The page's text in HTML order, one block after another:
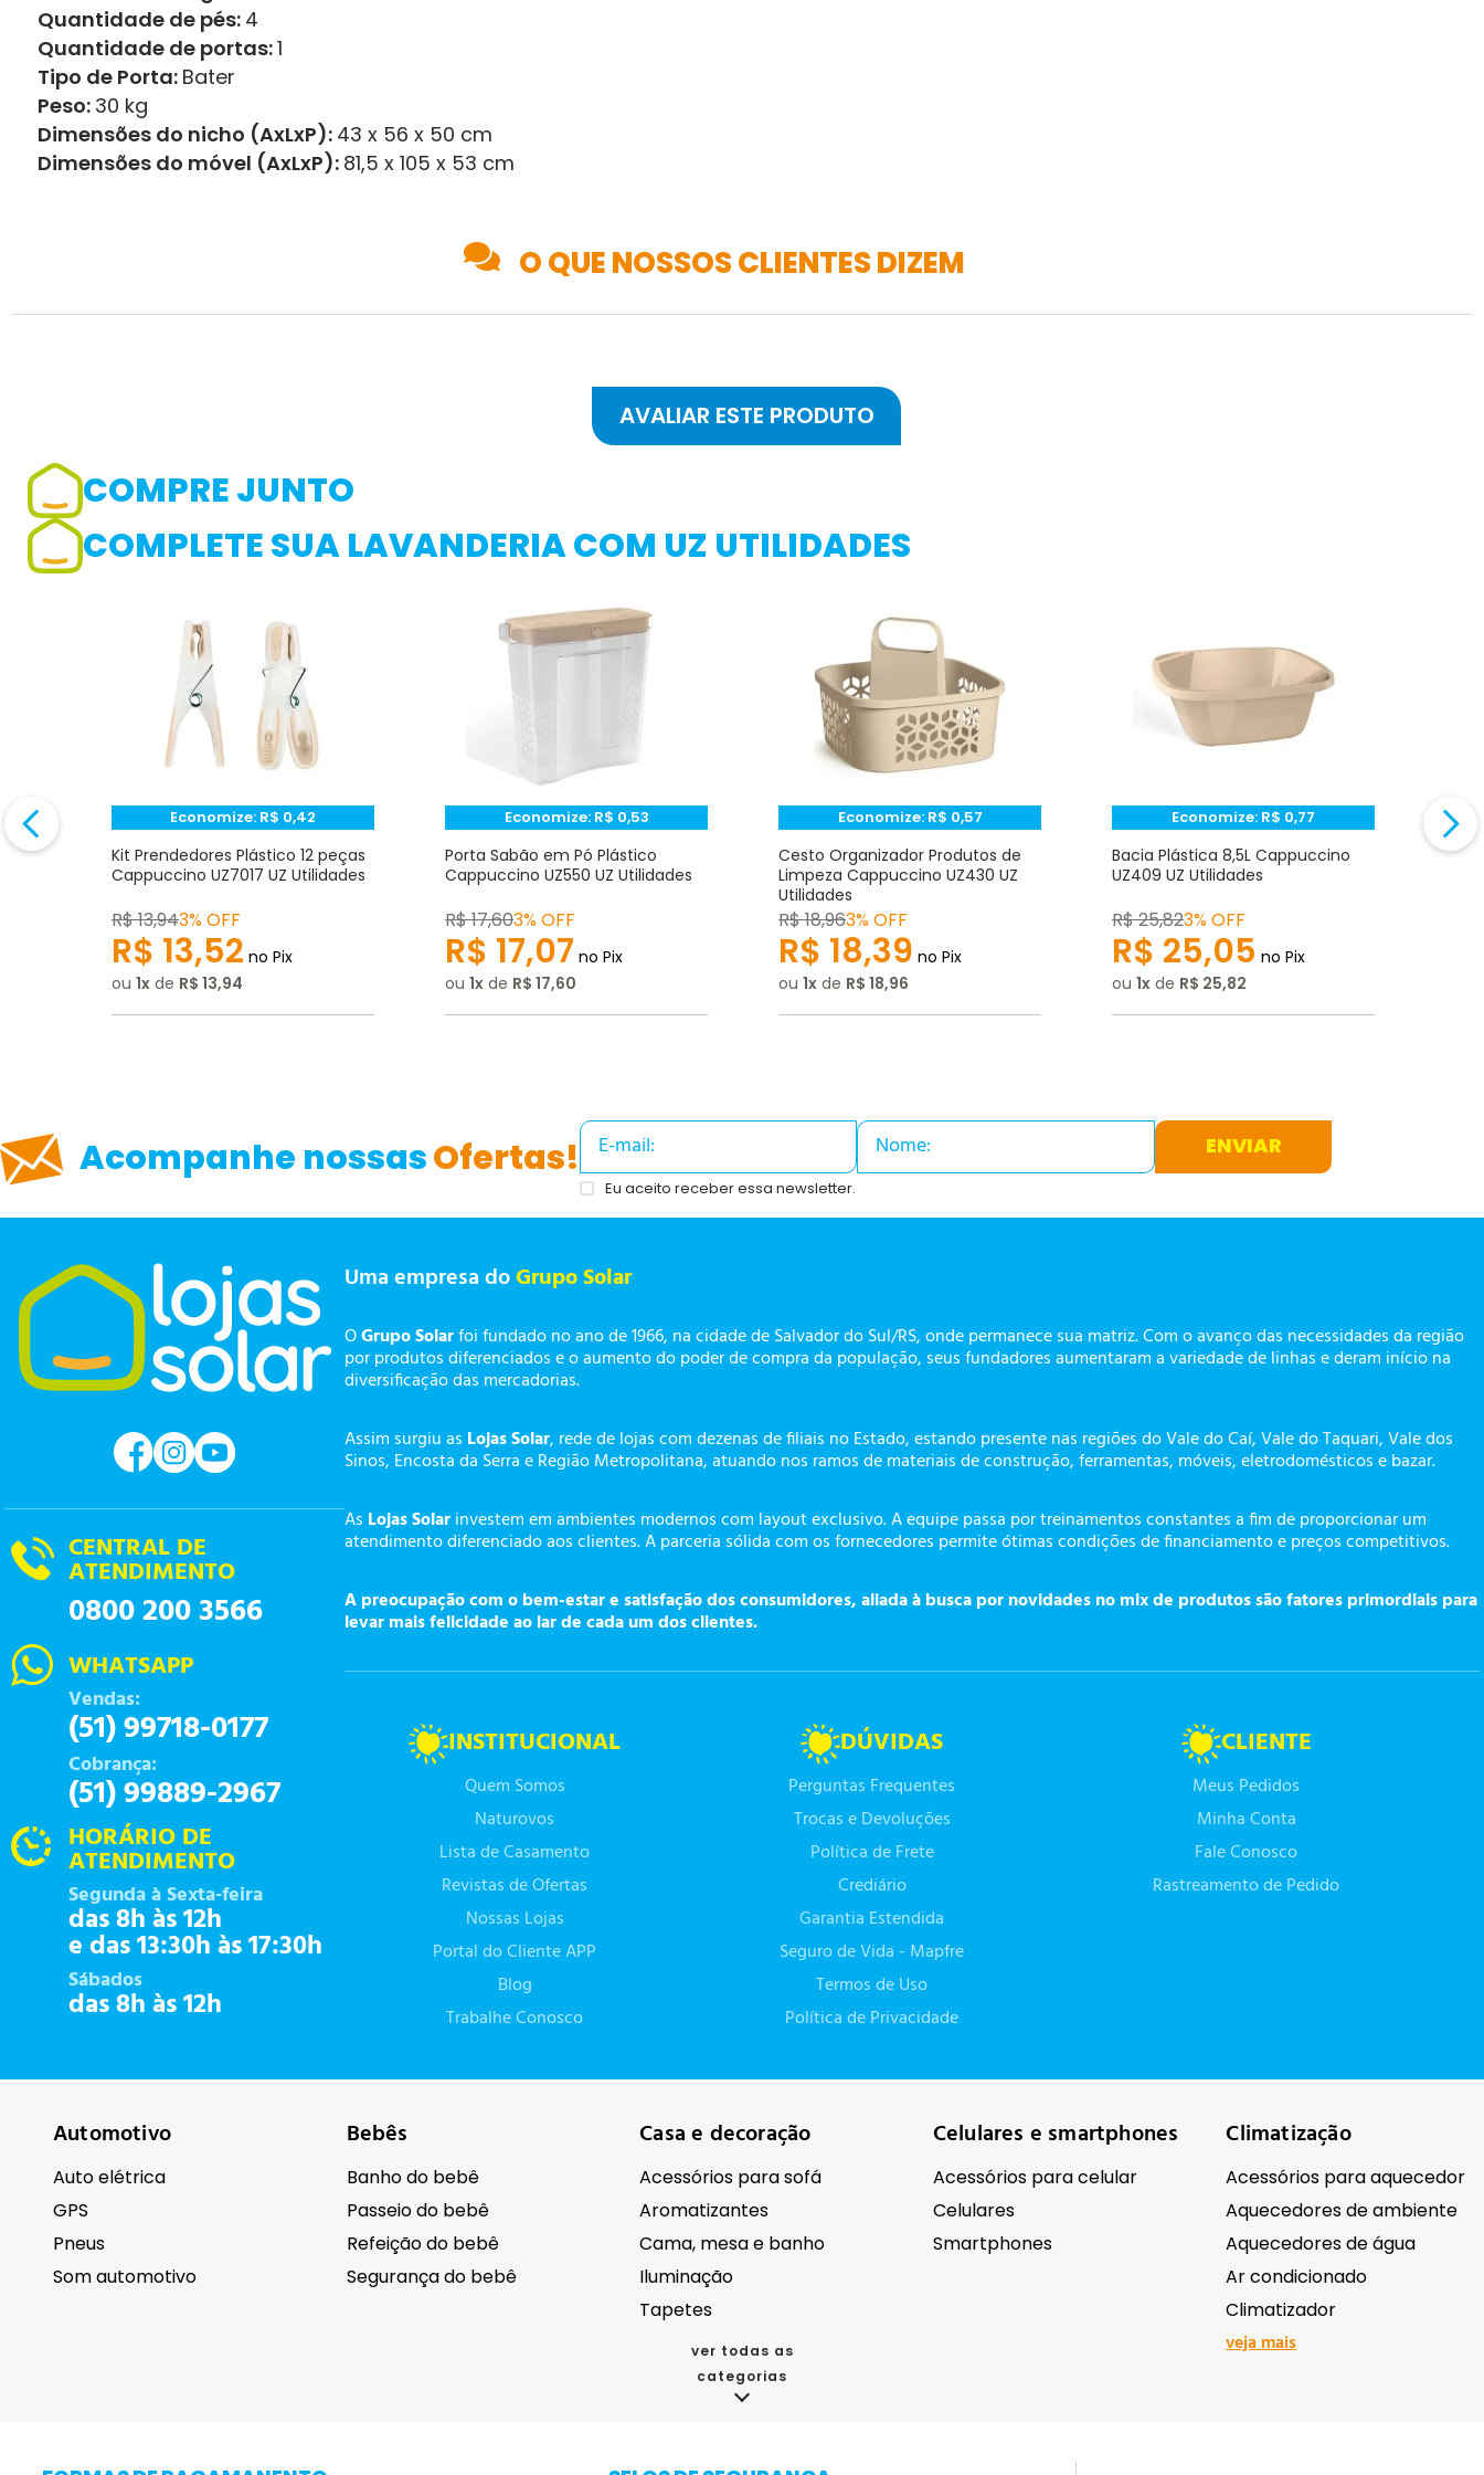
Quantidade de pés: 4
Quantidade de portas:1
Tipo de Porta: Bater
Peso: 30 kg
Dimensões do nicho (AxLxP): 43 x 56 x 50 cm
Dimensões do móvel (AxLxP): 81,5 x 105 x 53 cm
O QUE NOSSOS CLIENTES DIZEM
Adicionar avaliação
Avaliação
Avalie o produto de 1 até 5 estrelas
☆
Endereço de e-mail
Escrever avaliação
COMPRE JUNTO
COMPLETE SUA LAVANDERIA COM UZ UTILIDADES
Economize: R$ 0,42
Kit Prendedores Plástico 12 peças
Cappuccino UZ7017 UZ Utilidades
R$13,943% OFF
R$ 13,52 no Pix
ou 1 de R$ 13,94
Economize: R$ 0,53
Porta Sabão em Pó Plástico
Cappuccino UZ550 UZ Utilidades
R$17,603% OFF
R$ 17,07 no Pix
ou 1 de R$ 17,60
Economize: R$ 0,57
Cesto Organizador Produtos de
Limpeza Cappuccino UZ430 UZ
Utilidades
R$18,963% OFF
R$ 18,39 no Pix
ou 1 de R$ 18,96
Economize: R$ 0,77
Bacia Plástica 8,5L Cappuccino
UZ409 UZ Utilidades
R$25,823% OFF
R$ 25,05 no Pix
ou 1 de R$ 25,82
Acompanhe nossasOfertas! ENVIAR
Eu aceito receber essa newsletter.
CENTRAL DE
ATENDIMENTO
0800 200 3566
WHATSAPP
Vendas:
(51) 99718-0177
Cobrança:
(51) 99889-2967
HORÁRIO DE
ATENDIMENTO
Segunda à Sexta-feira
das 8h às 12h
e das 13:30h às 17:30h
Sábados
das 8h às 12h
Uma empresa doGrupo Solar
OGrupo Solarfoi fundado no ano de 1966, na cidade de Salvador do Sul/RS, onde permanece sua matriz. Com o avanço das necessidades da região
por produtos diferenciados e o aumento do poder de compra da população, seus fundadores aumentaram a variedade de linhas e deram início na
diversificação das mercadorias.
Assim surgiu as Lojas Solar, rede de lojas com dezenas de filiais no Estado, estando presente nas regiões do Vale do Caí, Vale do Taquari, Vale dos
Sinos, Encosta da Serra e Região Metropolitana, atuando nos ramos de materiais de construção, ferramentas, móveis, eletrodomésticos e bazar.
As Lojas Solarinvestem em ambientes modernos com layout exclusivo. A equipe passa por treinamentos constantes a fim de proporcionar um
atendimento diferenciado aos clientes. A parceria sólida com os fornecedores permite ótimas condições de financiamento e preços competitivos.
A preocupação com o bem-estar e satisfação dos consumidores, aliada à busca por novidades no mix de produtos são fatores primordiais para
levar mais felicidade ao lar de cada um dos clientes.
INSTITUCIONAL
Quem Somos
Naturovos
Lista de Casamento
Revistas de Ofertas
Nossas Lojas
Portal do Cliente APP
Blog
Trabalhe Conosco
DÚVIDAS
Perguntas Frequentes
Trocas e Devoluções
Política de Frete
Crediário
Garantia Estendida
Seguro de Vida - Mapfre
Termos de Uso
Política de Privacidade
CLIENTE
Meus Pedidos
Minha Conta
Fale Conosco
Rastreamento de Pedido
Automotivo
Auto elétrica
GPS
Pneus
Som automotivo
Bebês
Banho do bebê
Passeio do bebê
Refeição do bebê
Segurança do bebê
Casa e decoração
Acessórios para sofá
Aromatizantes
Cama, mesa e banho
Iluminação
Tapetes
Celulares e smartphones
Acessórios para celular
Celulares
Smartphones
Climatização
Acessórios para aquecedor
Aquecedores de ambiente
Aquecedores de água
Ar condicionado
Climatizador
veja mais
ver todas as
categorias